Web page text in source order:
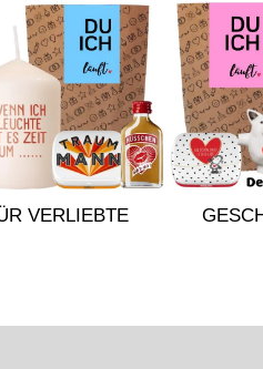
VERLIEBTE